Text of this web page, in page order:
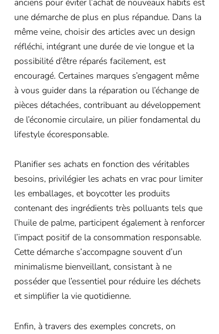
une démarche de plus en plus répandue. Dans la
même veine, choisir des articles avec un design
réfléchi, intégrant une durée de vie longue et la
possibilité d’être réparés facilement, est
encouragé. Certaines marques s’engagent même
à vous guider dans la réparation ou l’échange de
pièces détachées, contribuant au développement
de l’économie circulaire, un pilier fondamental du
lifestyle écoresponsable.
Planifier ses achats en fonction des véritables
besoins, privilégier les achats en vrac pour limiter
les emballages, et boycotter les produits
contenant des ingrédients très polluants tels que
l’huile de palme, participent également à renforcer
l’impact positif de la consommation responsable.
Cette démarche s’accompagne souvent d’un
minimalisme bienveillant, consistant à ne
posséder que l’essentiel pour réduire les déchets
et simplifier la vie quotidienne.
Enfin, à travers des exemples concrets, on